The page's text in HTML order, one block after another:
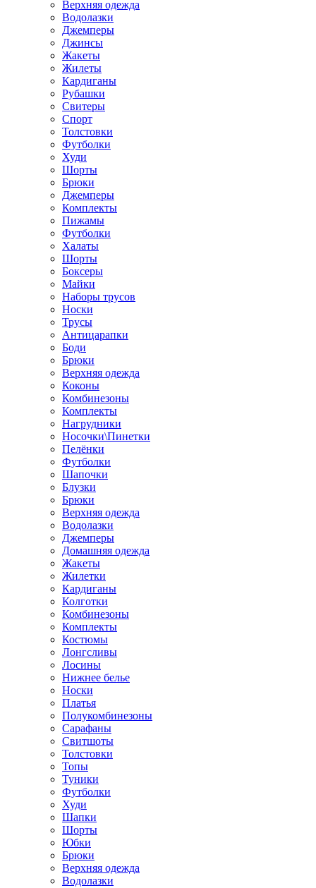
Верхняя одежда
Водолазки
Джемперы
Джинсы
Жакеты
Жилеты
Кардиганы
Рубашки
Свитеры
Спорт
Толстовки
Футболки
Худи
Шорты
Брюки
Джемперы
Комплекты
Пижамы
Футболки
Халаты
Шорты
Боксеры
Майки
Наборы трусов
Носки
Трусы
Антицарапки
Боди
Брюки
Верхняя одежда
Коконы
Комбинезоны
Комплекты
Нагрудники
Носочки\Пинетки
Пелёнки
Футболки
Шапочки
Блузки
Брюки
Верхняя одежда
Водолазки
Джемперы
Домашняя одежда
Жакеты
Жилетки
Кардиганы
Колготки
Комбинезоны
Комплекты
Костюмы
Лонгсливы
Лосины
Нижнее белье
Носки
Платья
Полукомбинезоны
Сарафаны
Свитшоты
Толстовки
Топы
Туники
Футболки
Худи
Шапки
Шорты
Юбки
Брюки
Верхняя одежда
Водолазки